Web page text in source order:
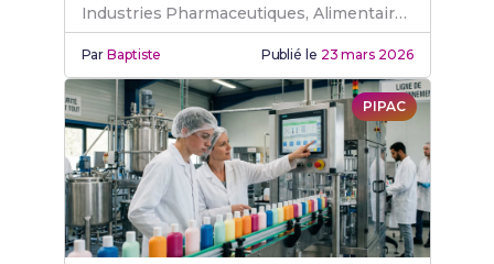
Industries Pharmaceutiques, Alimentaires
et Cosmétiques.
ParBaptiste Publié le 23 mars 2026
PIPAC